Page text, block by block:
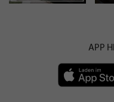
APP